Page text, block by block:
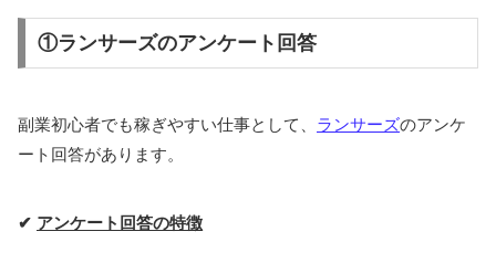
①ランサーズのアンケート回答
副業初心者でも稼ぎやすい仕事として、 ランサーズのアンケ
ート回答があります。
✔ アンケート回答の特徴